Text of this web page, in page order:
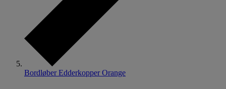
Bordløber Edderkopper Orange